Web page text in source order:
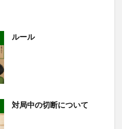
ルール
対局中の切断について